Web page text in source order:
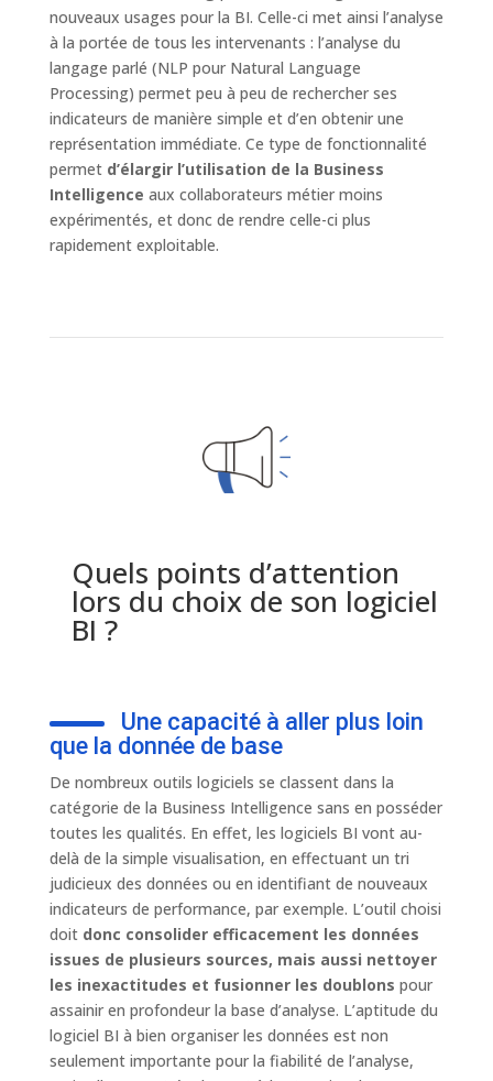
nouveaux usages pour la BI. Celle-ci met ainsi l’analyse
à la portée de tous les intervenants : l’analyse du
langage parlé (NLP pour Natural Language
Processing) permet peu à peu de rechercher ses
indicateurs de manière simple et d’en obtenir une
représentation immédiate. Ce type de fonctionnalité
permet d’élargir l’utilisation de la Business
Intelligence aux collaborateurs métier moins
expérimentés, et donc de rendre celle-ci plus
rapidement exploitable.
Quels points d’attention
lors du choix de son logiciel
BI ?
Une capacité à aller plus loin
que la donnée de base
De nombreux outils logiciels se classent dans la
catégorie de la Business Intelligence sans en posséder
toutes les qualités. En effet, les logiciels BI vont au-
delà de la simple visualisation, en effectuant un tri
judicieux des données ou en identifiant de nouveaux
indicateurs de performance, par exemple. L’outil choisi
doit donc consolider efficacement les données
issues de plusieurs sources, mais aussi nettoyer
les inexactitudes et fusionner les doublons pour
assainir en profondeur la base d’analyse. L’aptitude du
logiciel BI à bien organiser les données est non
seulement importante pour la fiabilité de l’analyse,